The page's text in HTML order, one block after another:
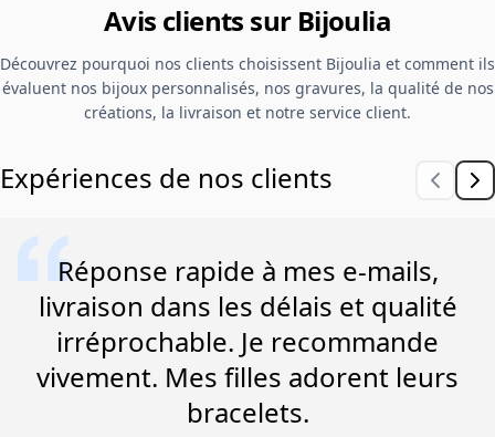
Avis clients sur Bijoulia
Découvrez pourquoi nos clients choisissent Bijoulia et comment ils
évaluent nos bijoux personnalisés, nos gravures, la qualité de nos
créations, la livraison et notre service client.
Expériences de nos clients
Réponse rapide à mes e-mails,
livraison dans les délais et qualité
irréprochable. Je recommande
vivement. Mes filles adorent leurs
bracelets.